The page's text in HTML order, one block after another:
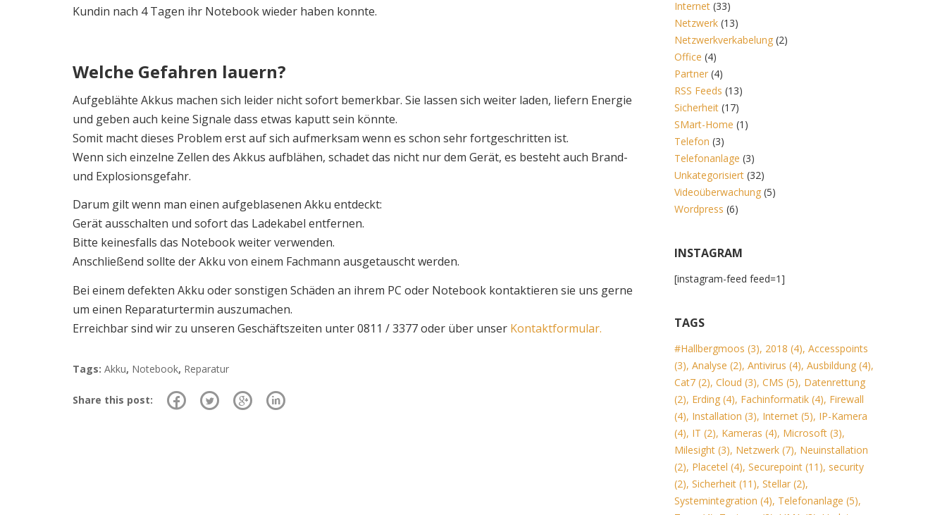
Kundin nach 4 Tagen ihr Notebook wieder haben konnte.
Welche Gefahren lauern?
Aufgeblähte Akkus machen sich leider nicht sofort bemerkbar. Sie lassen sich weiter laden, liefern Energie
und geben auch keine Signale dass etwas kaputt sein könnte.
Somit macht dieses Problem erst auf sich aufmerksam wenn es schon sehr fortgeschritten ist.
Wenn sich einzelne Zellen des Akkus aufblähen, schadet das nicht nur dem Gerät, es besteht auch Brand-
und Explosionsgefahr.
Darum gilt wenn man einen aufgeblasenen Akku entdeckt:
Gerät ausschalten und sofort das Ladekabel entfernen.
Bitte keinesfalls das Notebook weiter verwenden.
Anschließend sollte der Akku von einem Fachmann ausgetauscht werden.
Bei einem defekten Akku oder sonstigen Schäden an ihrem PC oder Notebook kontaktieren sie uns gerne
um einen Reparaturtermin auszumachen.
Erreichbar sind wir zu unseren Geschäftszeiten unter 0811 / 3377 oder über unser Kontaktformular.
Tags: Akku, Notebook, Reparatur
Share this post:
Internet(33)
Netzwerk(13)
Netzwerkverkabelung(2)
Office (4)
Partner(4)
RSS Feeds (13)
Sicherheit(17)
SMart-Home (1)
Telefon (3)
Telefonanlage (3)
Unkategorisiert(32)
Videoüberwachung(5)
Wordpress (6)
INSTAGRAM
[instagram-feed feed=1]
TAGS
#Hallbergmoos (3), 2018 (4), Accesspoints
(3), Analyse (2), Antivirus (4), Ausbildung(4),
Cat7(2), Cloud (3), CMS (5), Datenrettung
(2), Erding(4), Fachinformatik(4), Firewall
(4), Installation (3), Internet(5), IP-Kamera
(4), IT (2), Kameras (4), Microsoft(3),
Milesight(3), Netzwerk(7), Neuinstallation
(2), Placetel (4), Securepoint(11), security
(2), Sicherheit(11), Stellar(2),
Systemintegration (4), Telefonanlage (5),